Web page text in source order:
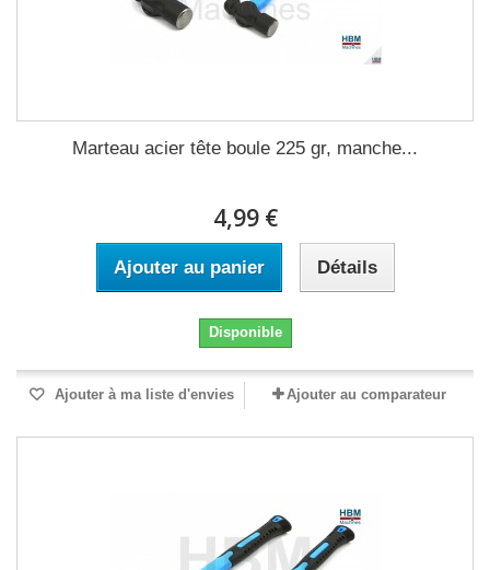
Marteau acier tête boule 225 gr, manche...
4,99 €
Ajouter au panier Détails
Disponible
Ajouter à ma liste d'envies Ajouter au comparateur